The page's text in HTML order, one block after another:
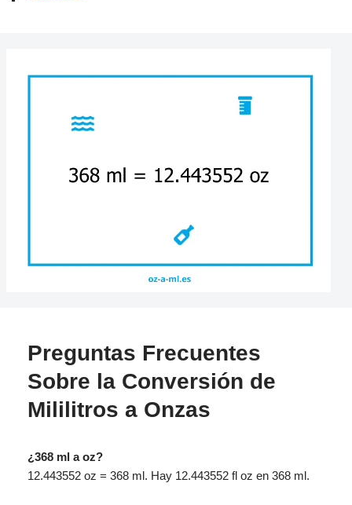
Preguntas Frecuentes
Sobre la Conversión de
Mililitros a Onzas
¿368 ml a oz?
12.443552 oz = 368 ml. Hay 12.443552 fl oz en 368 ml.